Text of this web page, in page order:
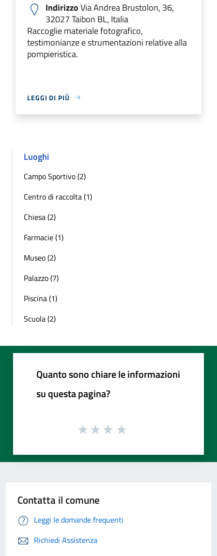
IndirizzoVia Andrea Brustolon, 36,
32027 Taibon BL, Italia
Raccoglie materiale fotografico,
testimonianze e strumentazioni relative alla
pompieristica.
LEGGI DI PIÙ
Luoghi
Campo Sportivo (2)
Centro di raccolta (1)
Chiesa (2)
Farmacie (1)
Museo (2)
Palazzo (7)
Piscina (1)
Scuola (2)
Quanto sono chiare le informazioni
su questa pagina?
Contatta il comune
Leggi le domande frequenti
Richiedi Assistenza